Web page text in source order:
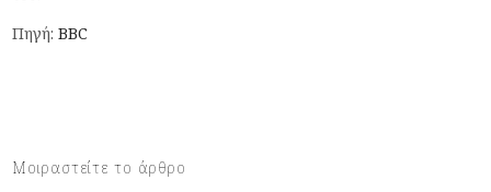
Πηγή:ΒΒC
Μοιραστείτε το άρθρο